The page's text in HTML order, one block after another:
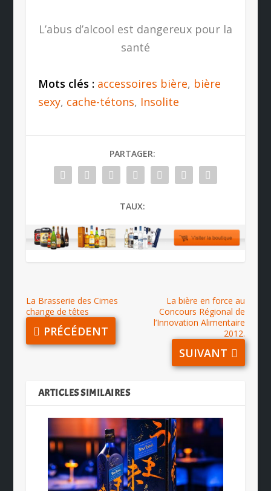
L’abus d’alcool est dangereux pour la
santé
Mots clés : accessoires bière, bière
sexy, cache-tétons, Insolite
PARTAGER:
TAUX:
La Brasserie des Cimes
change de têtes
PRÉCÉDENT
La bière en force au
Concours Régional de
l’Innovation Alimentaire
2012.
SUIVANT
ARTICLES SIMILAIRES